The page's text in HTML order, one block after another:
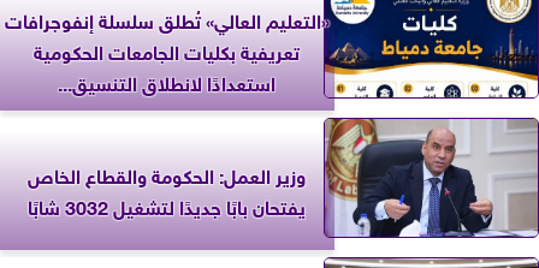
«التعليم العالي» تُطلق سلسلة إنفوجرافات
تعريفية بكليات الجامعات الحكومية
استعدادًا لانطلاق التنسيق...
وزير العمل: الحكومة والقطاع الخاص
يفتحان بابًا جديدًا لتشغيل 3032 شابًا